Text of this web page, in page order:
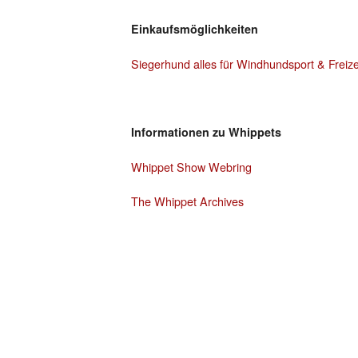
Einkaufsmöglichkeiten
Siegerhund alles für Windhundsport &
Informationen zu Whippets
Whippet Show Webring
The Whippet Archives